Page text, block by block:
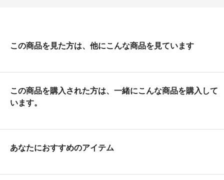
この商品を見た方は、他にこんな商品を見ています
この商品を購入された方は、一緒にこんな商品を購入して
います。
あなたにおすすめのアイテム